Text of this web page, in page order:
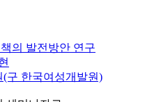
의 발전방안 연구
구 한국여성개발원)